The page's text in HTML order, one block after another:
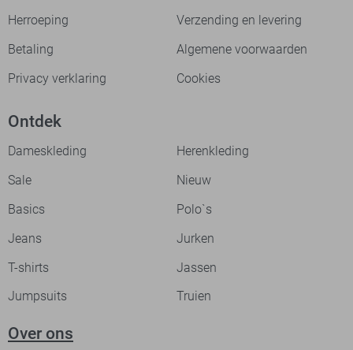
Herroeping
Verzending en levering
Betaling
Algemene voorwaarden
Privacy verklaring
Cookies
Ontdek
Dameskleding
Herenkleding
Sale
Nieuw
Basics
Polo`s
Jeans
Jurken
T-shirts
Jassen
Jumpsuits
Truien
Over ons